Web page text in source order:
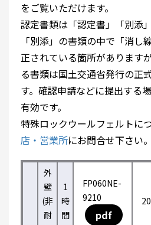
をご覧いただけます。
認定書類は「認定書」「別添
「別添」の書類の中で「消
正されている箇所があります
る書類は国土交通省発行の正
す。確認申請などに提出する
有効です。
特殊ロックウールフェルトに
店・営業所にお問合せ下さい。
外
壁
(非
耐
1
時
間
FP060NE-
9210
pdf